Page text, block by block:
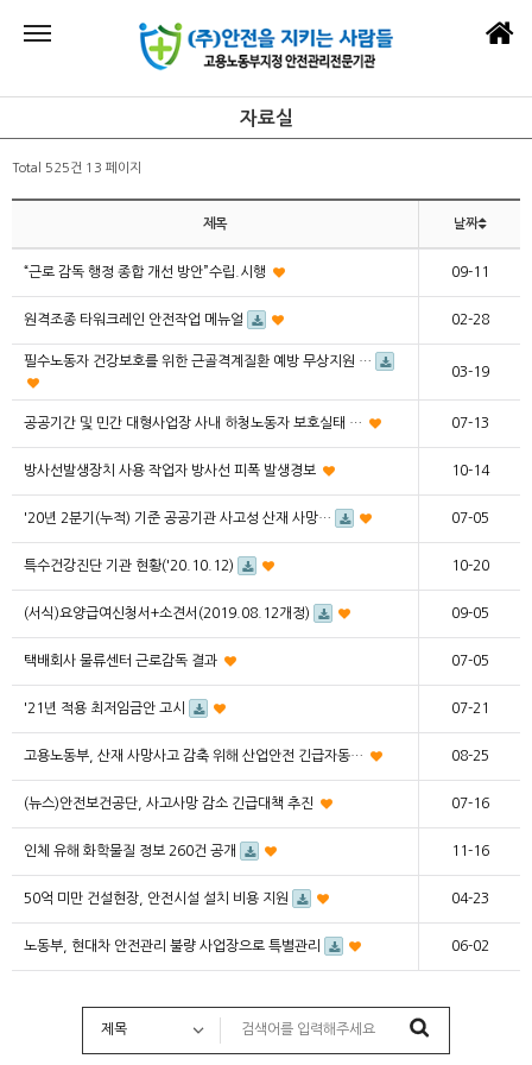
자료실
Total 525건 13 페이지
제목 날짜
“근로 감독 행정 종합 개선 방안”수립.시행 09-11
원격조종 타워크레인 안전작업 메뉴얼 02-28
필수노동자 건강보호를 위한 근골격계질환 예방 무상지원 …
03-19
공공기간 및 민간 대형사업장 사내 하청노동자 보호실태 … 07-13
방사선발생장치 사용 작업자 방사선 피폭 발생경보 10-14
'20년 2분기(누적) 기준 공공기관 사고성 산재 사망… 07-05
특수건강진단 기관 현황('20.10.12) 10-20
(서식)요양급여신청서+소견서(2019.08.12개정) 09-05
택배회사 물류센터 근로감독 결과 07-05
'21년 적용 최저임금안 고시 07-21
고용노동부, 산재 사망사고 감축 위해 산업안전 긴급자동… 08-25
(뉴스)안전보건공단, 사고사망 감소 긴급대책 추진 07-16
인체 유해 화학물질 정보 260건 공개 11-16
50억 미만 건설현장, 안전시설 설치 비용 지원 04-23
노동부, 현대차 안전관리 불량 사업장으로 특별관리 06-02